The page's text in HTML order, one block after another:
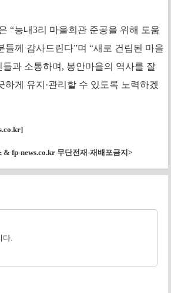
“능내3리 마을회관 준공을 위해 도움
들께 감사드린다”며 “새로 건립된 마을
과 소통하며, 봉안마을의 역사를 잘
하게 유지·관리할 수 있도록 노력하겠
]
fp-news.co.kr 무단전재-재배포금지>
다.